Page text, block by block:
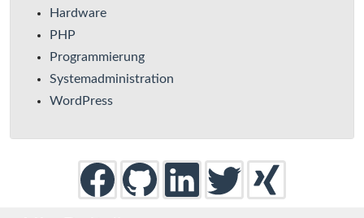
Hardware
PHP
Programmierung
Systemadministration
WordPress